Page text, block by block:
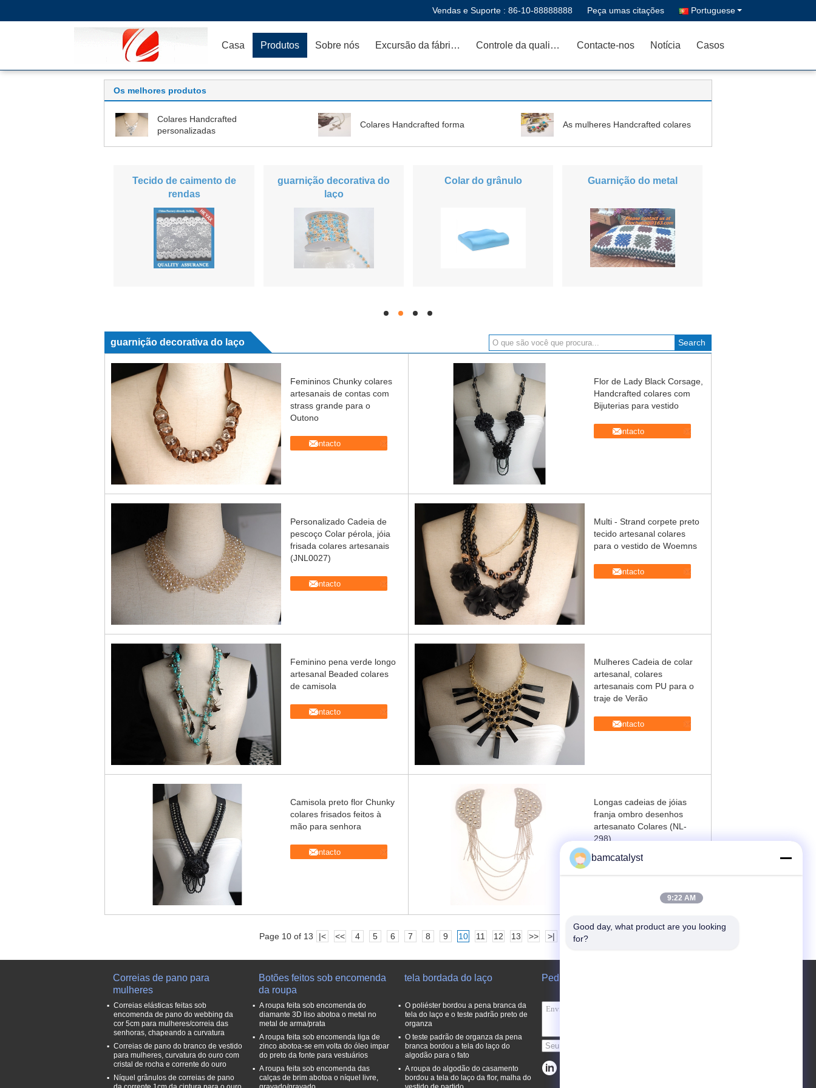
Vendas e Suporte : 86-10-88888888 Peça umas citações Portuguese
Casa Produtos Sobre nós Excursão da fábrica Controle da qualidade Contacte-nos Notícia Casos
Os melhores produtos
Colares Handcrafted
personalizadas
Colares Handcrafted forma As mulheres Handcrafted colares
Tecido de caimento de
rendas
guarnição decorativa do
laço
Colar do grânulo Guarnição do metal
hd hd hd hd
guarnição decorativa do laço
Femininos Chunky colares
artesanais de contas com
strass grande para o
Outono
contacto
Flor de Lady Black Corsage,
Handcrafted colares com
Bijuterias para vestido
contacto
Personalizado Cadeia de
pescoço Colar pérola, jóia
frisada colares artesanais
(JNL0027)
contacto
Multi - Strand corpete preto
tecido artesanal colares
para o vestido de Woemns
contacto
Feminino pena verde longo
artesanal Beaded colares
de camisola
contacto
Mulheres Cadeia de colar
artesanal, colares
artesanais com PU para o
traje de Verão
contacto
Camisola preto flor Chunky
colares frisados feitos à
mão para senhora
contacto
Longas cadeias de jóias
franja ombro desenhos
artesanato Colares (NL-
298)
contacto
Page 10 of 13 |< << 4 5 6 7 8 9 10 11 12 13 >> >|
Correias de pano para
mulheres
Correias elásticas feitas sob
encomenda de pano do webbing da
cor 5cm para mulheres/correia das
senhoras, chapeando a curvatura
Correias de pano do branco de vestido
para mulheres, curvatura do ouro com
cristal de rocha e corrente do ouro
Níquel grânulos de correias de pano
Botões feitos sob encomenda
da roupa
A roupa feita sob encomenda do
diamante 3D liso abotoa o metal no
metal de arma/prata
A roupa feita sob encomenda liga de
zinco abotoa-se em volta do óleo impar
do preto da fonte para vestuários
A roupa feita sob encomenda das
calças de brim abotoa o níquel livre,
tela bordada do laço
O poliéster bordou a pena branca da
tela do laço e o teste padrão preto de
organza
O teste padrão de organza da pena
branca bordou a tela do laço do
algodão para o fato
A roupa do algodão do casamento
bordou a tela do laço da flor, malha do
Pedir um orçamento
bamcatalyst
9:22 AM
Good day, what product are you looking
for?